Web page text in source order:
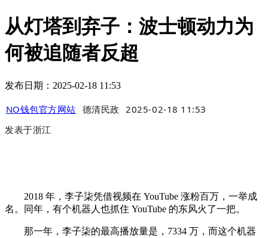
从灯塔到弃子：波士顿动力为
何被追随者反超
发布日期：2025-02-18 11:53
NO钱包官方网站 德清民政
2025-02-18 11:53
发表于浙江
2018 年，李子柒凭借视频在 YouTube 涨粉百万，一举成
名。同年，有个机器人也抓住 YouTube 的东风火了一把。
那一年，李子柒的最高播放量是，7334 万，而这个机器